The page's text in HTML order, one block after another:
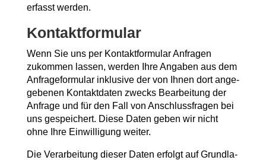
erfasst werden.
Kon­takt­for­mu­lar
Wenn Sie uns per Kon­takt­for­mu­lar Anfra­gen
zukom­men las­sen, wer­den Ihre Anga­ben aus dem
Anfra­ge­for­mu­lar inklu­si­ve der von Ihnen dort ange­
ge­be­nen Kon­takt­da­ten zwecks Bear­bei­tung der
Anfra­ge und für den Fall von Anschluss­fra­gen bei
uns gespei­chert. Die­se Daten geben wir nicht
ohne Ihre Ein­wil­li­gung weiter.
Die Ver­ar­bei­tung die­ser Daten erfolgt auf Grund­la­